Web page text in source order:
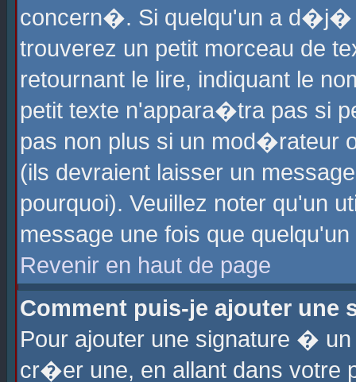
concern�. Si quelqu'un a
trouverez un petit morceau de
retournant le lire, indiquant le
petit texte n'appara�tra pas si
pas non plus si un mod�rateur
(ils devraient laisser un
pourquoi). Veuillez noter qu'un
message une fois que
Revenir en haut de page
Comment puis-je ajouter une
Pour ajouter une signature �
cr�er une, en allant dans